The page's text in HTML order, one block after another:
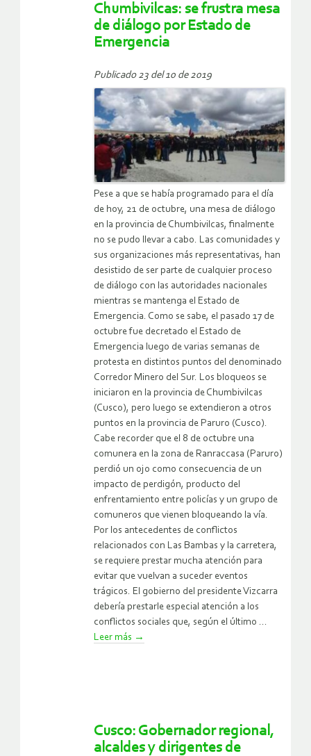
Chumbivilcas: se frustra mesa
de diálogo por Estado de
Emergencia
Publicado 23 del 10 de 2019
Pese a que se había programado para el día
de hoy, 21 de octubre, una mesa de diálogo
en la provincia de Chumbivilcas, finalmente
no se pudo llevar a cabo. Las comunidades y
sus organizaciones más representativas, han
desistido de ser parte de cualquier proceso
de diálogo con las autoridades nacionales
mientras se mantenga el Estado de
Emergencia. Como se sabe, el pasado 17 de
octubre fue decretado el Estado de
Emergencia luego de varias semanas de
protesta en distintos puntos del denominado
Corredor Minero del Sur. Los bloqueos se
iniciaron en la provincia de Chumbivilcas
(Cusco), pero luego se extendieron a otros
puntos en la provincia de Paruro (Cusco).
Cabe recorder que el 8 de octubre una
comunera en la zona de Ranraccasa (Paruro)
perdió un ojo como consecuencia de un
impacto de perdigón, producto del
enfrentamiento entre policías y un grupo de
comuneros que vienen bloqueando la vía.
Por los antecedentes de conflictos
relacionados con Las Bambas y la carretera,
se requiere prestar mucha atención para
evitar que vuelvan a suceder eventos
trágicos. El gobierno del presidente Vizcarra
debería prestarle especial atención a los
conflictos sociales que, según el último ...
Leer más →
Cusco: Gobernador regional,
alcaldes y dirigentes de